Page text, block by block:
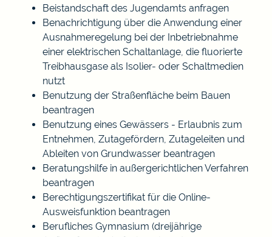
Beistandschaft des Jugendamts anfragen
Benachrichtigung über die Anwendung einer
Ausnahmeregelung bei der Inbetriebnahme
einer elektrischen Schaltanlage, die fluorierte
Treibhausgase als Isolier- oder Schaltmedien
nutzt
Benutzung der Straßenfläche beim Bauen
beantragen
Benutzung eines Gewässers - Erlaubnis zum
Entnehmen, Zutagefördern, Zutageleiten und
Ableiten von Grundwasser beantragen
Beratungshilfe in außergerichtlichen Verfahren
beantragen
Berechtigungszertifikat für die Online-
Ausweisfunktion beantragen
Berufliches Gymnasium (dreijährige